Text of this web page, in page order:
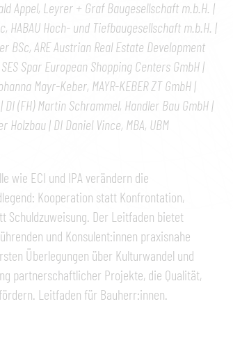
Appel, Leyrer + Graf Baugesellschaft m.b.H. |
HABAU Hoch- und Tiefbaugesellschaft m.b.H. |
BSc, ARE Austrian Real Estate Development
Spar European Shopping Centers GmbH |
Mayr-Keber, MAYR-KEBER ZT GmbH |
(FH) Martin Schrammel, Handler Bau GmbH |
Holzbau | DI Daniel Vince, MBA, UBM
wie ECI und IPA verändern die
Kooperation statt Konfrontation,
Schuldzuweisung. Der Leitfaden bietet
und Konsulent:innen praxisnahe
Überlegungen über Kulturwandel und
partnerschaftlicher Projekte, die Qualität,
Leitfaden für Bauherr:innen.